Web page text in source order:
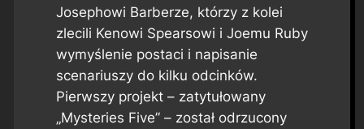
Josephowi Barberze, którzy z kolei
zlecili Kenowi Spearsowi i Joemu Ruby
wymyślenie postaci i napisanie
scenariuszy do kilku odcinków.
Pierwszy projekt – zatytułowany
„Mysteries Five” – został odrzucony